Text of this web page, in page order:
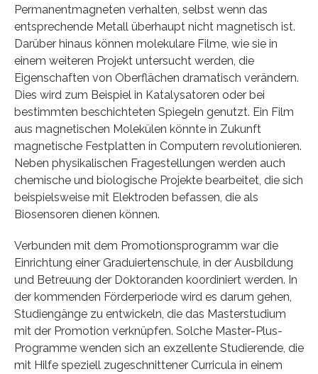
Permanentmagneten verhalten, selbst wenn das
entsprechende Metall überhaupt nicht magnetisch ist.
Darüber hinaus können molekulare Filme, wie sie in
einem weiteren Projekt untersucht werden, die
Eigenschaften von Oberflächen dramatisch verändern.
Dies wird zum Beispiel in Katalysatoren oder bei
bestimmten beschichteten Spiegeln genutzt. Ein Film
aus magnetischen Molekülen könnte in Zukunft
magnetische Festplatten in Computern revolutionieren.
Neben physikalischen Fragestellungen werden auch
chemische und biologische Projekte bearbeitet, die sich
beispielsweise mit Elektroden befassen, die als
Biosensoren dienen können.
Verbunden mit dem Promotionsprogramm war die
Einrichtung einer Graduiertenschule, in der Ausbildung
und Betreuung der Doktoranden koordiniert werden. In
der kommenden Förderperiode wird es darum gehen,
Studiengänge zu entwickeln, die das Masterstudium
mit der Promotion verknüpfen. Solche Master-Plus-
Programme wenden sich an exzellente Studierende, die
mit Hilfe speziell zugeschnittener Curricula in einem